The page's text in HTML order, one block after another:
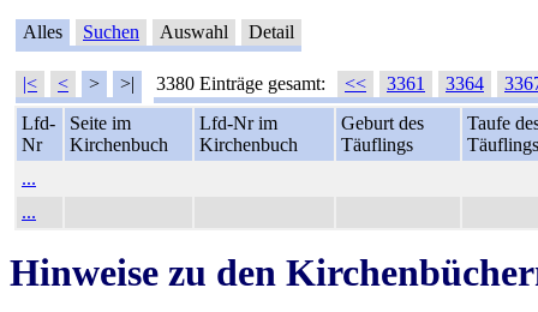
Alles Suchen Auswahl Detail
|< < > >| 3380 Einträge gesamt: << 3361 3364
Lfd-
Nr
Seite im
Kirchenbuch
Lfd-Nr im
Kirchenbuch
Geburt des
Täuflings
Taufe
Täuflings
...
...
Hinweise zu den